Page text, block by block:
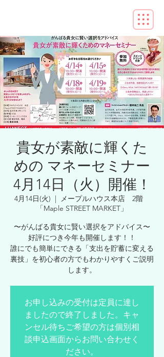
貴女が素敵に輝くた
めの マネーセミナー
4月14日（火）開催！
4月14日(火)
  |
メープルハウス本店 2階
「Maple STREET MARKET」
〜がんばる貴女に賢い選択をアドバイス〜
好評につき今年も開催します！！
誰にでも簡単にできる「支出を貯蓄に変える
裏技」を初心者の方でもわかりやすくご説明
します。
お申し込みの受付は定員に達し
ましたので終了しました。キャ
ンセル待ちご希望の方は個別相
談申込画面からお問い合わせく
ださい。